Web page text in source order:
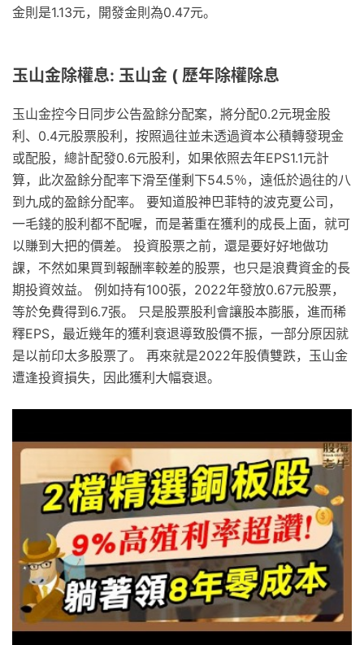
金則是1.13元，開發金則為0.47元。
玉山金除權息: 玉山金 ( 歷年除權除息
玉山金控今日同步公告盈餘分配案，將分配0.2元現金股
利、0.4元股票股利，按照過往並未透過資本公積轉發現金
或配股，總計配發0.6元股利，如果依照去年EPS1.1元計
算，此次盈餘分配率下滑至僅剩下54.5％，遠低於過往的八
到九成的盈餘分配率。 要知道股神巴菲特的波克夏公司，
一毛錢的股利都不配喔，而是著重在獲利的成長上面，就可
以賺到大把的價差。 投資股票之前，還是要好好地做功
課，不然如果買到報酬率較差的股票，也只是浪費資金的長
期投資效益。 例如持有100張，2022年發放0.67元股票，
等於免費得到6.7張。 只是股票股利會讓股本膨脹，進而稀
釋EPS，最近幾年的獲利衰退導致股價不振，一部分原因就
是以前印太多股票了。 再來就是2022年股債雙跌，玉山金
遭逢投資損失，因此獲利大幅衰退。